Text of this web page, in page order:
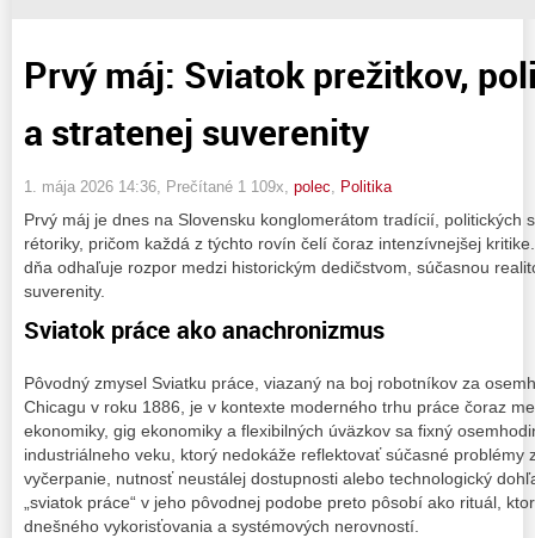
Prvý máj: Sviatok prežitkov,
a stratenej suverenity
1. mája 2026 14:36 , Prečítané 1 109x, polec Politika
Prvý máj je dnes na Slovensku konglomerátom tradícií, politických
rétoriky, pričom každá z týchto rovín čelí čoraz intenzívnejšej
dňa odhaľuje rozpor medzi historickým dedičstvom, súčasnou
suverenity.
Sviatok práce ako anachronizmus
Pôvodný zmysel Sviatku práce, viazaný na boj robotníkov za
Chicagu v roku 1886, je v kontexte moderného trhu práce čoraz
ekonomiky, gig ekonomiky a flexibilných úväzkov sa fixný
industriálneho veku, ktorý nedokáže reflektovať súčasné problémy
vyčerpanie, nutnosť neustálej dostupnosti alebo technologický
„sviatok práce“ v jeho pôvodnej podobe preto pôsobí ako rituál,
dnešného vykorisťovania a systémových nerovností.